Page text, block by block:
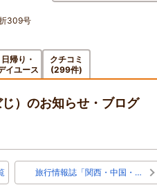
309号
日帰り・
イユース
クチコミ
(299件)
）のお知らせ・ブログ
旅行情報誌「関西・中国・…